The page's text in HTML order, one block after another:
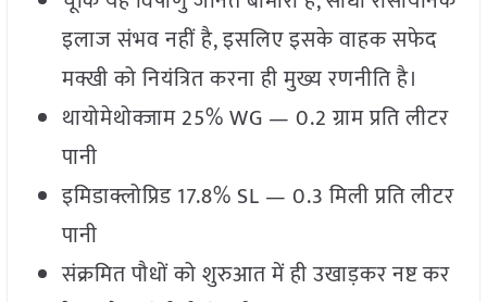
इलाज संभव नहीं है, इसलिए इसके वाहक सफेद
मक्खी को नियंत्रित करना ही मुख्य रणनीति है।
थायोमेथोक्जाम 25% WG — 0.2 ग्राम प्रति लीटर
पानी
इमिडाक्लोप्रिड 17.8% SL — 0.3 मिली प्रति लीटर
पानी
संक्रमित पौधों को शुरुआत में ही उखाड़कर नष्ट कर